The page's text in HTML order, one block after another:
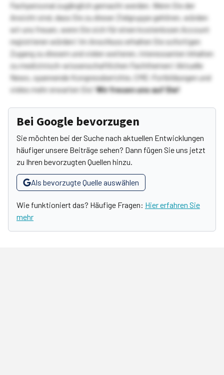
Fachpersonal zugänglich gemacht werden. Wenn Sie der
Ansicht sind, dass Sie zu dieser Zielgruppe gehören, würden
wir uns freuen, wenn Sie sich für einen kostenlosen Account
registrieren würden! Im Anschluss erhalten Sie sofortigen
Zugang zu diesem und vielen weiteren, interessanten Inhalten
zu medizinisch-wissenschaftlichen Fachthemen! Aktuelle
News, spannende Kongressberichte, CME-Fortbildungen und
vieles mehr erwarten Sie!Wir freuen uns auf Sie!
Bei Google bevorzugen
Sie möchten bei der Suche nach aktuellen Entwicklungen
häufiger unsere Beiträge sehen? Dann fügen Sie uns jetzt
zu Ihren bevorzugten Quellen hinzu.
Als bevorzugte Quelle auswählen
Wie funktioniert das? Häufige Fragen: Hier erfahren Sie
mehr